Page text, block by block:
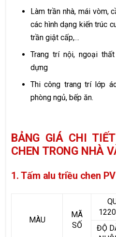
Làm trần nhà, mái vòm,
các hình dạng kiến trúc
trần giật cấp,…
Trang trí nội, ngoại
dựng
Thi công trang trí lớp
phòng ngủ, bếp ăn.
BẢNG GIÁ CHI
CHEN TRONG NHÀ
1. Tấm alu triều chen
MÀU
MÃ
SỐ
ĐỘ